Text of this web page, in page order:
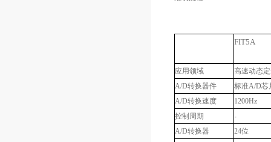
FIT5A
应用领域
高速动态
A/D转换器件 标准A/D芯
A/D转换速度
1200Hz
控制周期
-
A/D转换器 24位